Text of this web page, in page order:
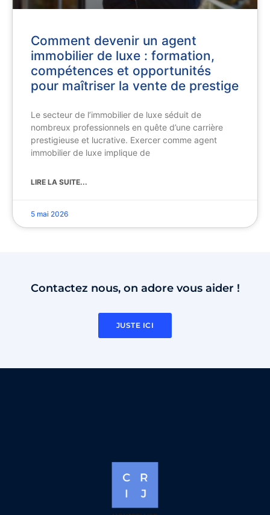
Comment devenir un agent
immobilier de luxe : formation,
compétences et opportunités
pour maîtriser la vente de prestige
Le secteur de l’immobilier de luxe séduit de
nombreux professionnels en quête d’une carrière
prestigieuse et lucrative. Exercer comme agent
immobilier de luxe implique de
LIRE LA SUITE...
5 mai 2026
Contactez nous, on adore vous aider !
JUSTE ICI